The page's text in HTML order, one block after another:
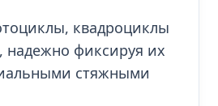
квадроциклы
надежно фиксируя их
стяжными